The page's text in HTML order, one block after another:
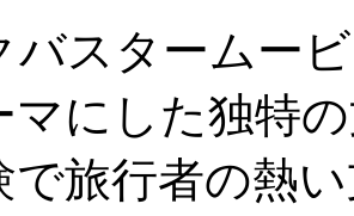
バスタームー
マにした独特
で旅行者の熱